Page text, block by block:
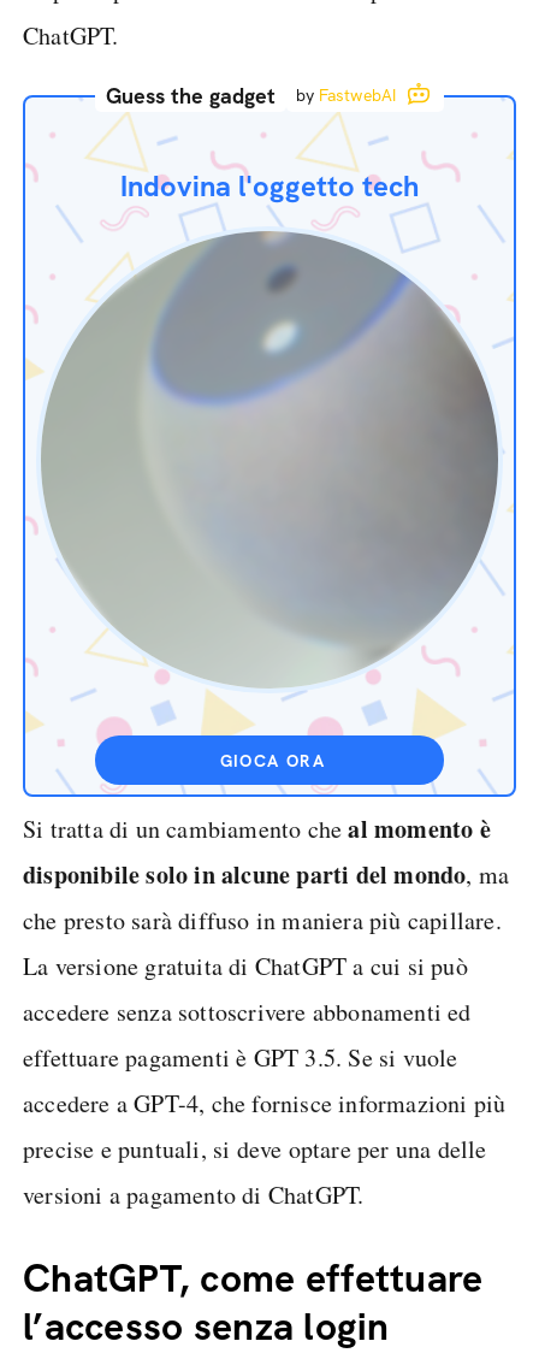
ChatGPT.
Guess the gadget by FastwebAI
Indovina l'oggetto tech
GIOCA ORA
Si tratta di un cambiamento cheal momento è
disponibile solo in alcune parti del mondo, ma
che presto sarà diffuso in maniera più capillare.
La versione gratuita di ChatGPT a cui si può
accedere senza sottoscrivere abbonamenti ed
effettuare pagamenti è GPT 3.5. Se si vuole
accedere a GPT-4, che fornisce informazioni più
precise e puntuali, si deve optare per una delle
versioni a pagamento di ChatGPT.
ChatGPT, come effettuare
l’accesso senza login